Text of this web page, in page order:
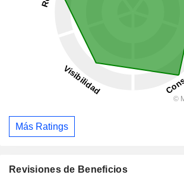
Más Ratings
Revisiones de Beneficios